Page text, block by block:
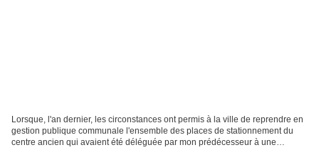
Lorsque, l'an dernier, les circonstances ont permis à la ville de reprendre en
gestion publique communale l'ensemble des places de stationnement du
centre ancien qui avaient été déléguée par mon prédécesseur à une